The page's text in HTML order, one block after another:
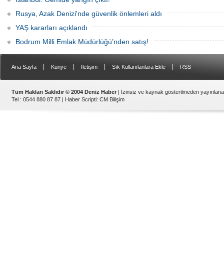
Rusya, Azak Denizi'nde güvenlik önlemleri aldı
YAŞ kararları açıklandı
Bodrum Milli Emlak Müdürlüğü’nden satış!
Ana Sayfa Künye İletişim Sık Kullanılanlara Ekle RSS
Tüm Hakları Saklıdır © 2004 Deniz Haber | İzinsiz ve kaynak gösterilmeden
Tel : 0544 880 87 87 | Haber Scripti: CM Bilişim